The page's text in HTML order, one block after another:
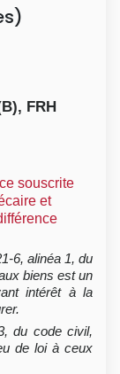
FRH
souscrite
et
6, alinéa 1, du
biens est un
intérêt à la
du code civil,
de loi à ceux